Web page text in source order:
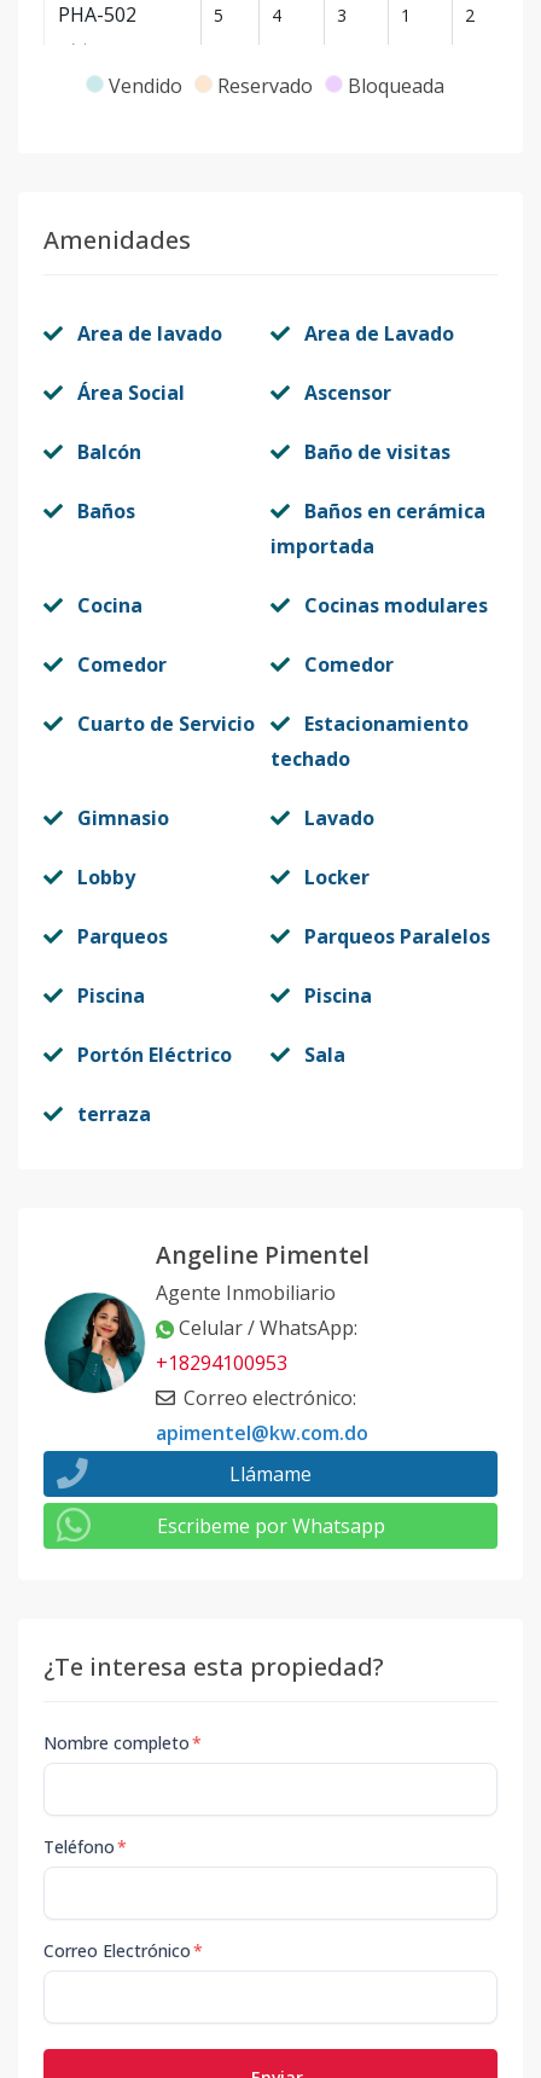
PHA-502
Código
5 4 3 1 2
Vendido Reservado Bloqueada
Amenidades
Area de lavado Area de Lavado
Área Social Ascensor
Balcón Baño de visitas
Baños
Baños en cerámica
importada
Cocina Cocinas modulares
Comedor Comedor
Cuarto de Servicio
Estacionamiento
techado
Gimnasio Lavado
Lobby Locker
Parqueos Parqueos Paralelos
Piscina Piscina
Portón Eléctrico Sala
terraza
Angeline Pimentel
Agente Inmobiliario
Celular / WhatsApp:
+18294100953
Correo electrónico:
apimentel@kw.com.do
Llámame
Escribeme por Whatsapp
¿Te interesa esta propiedad?
Nombre completo*
Teléfono*
Correo Electrónico*